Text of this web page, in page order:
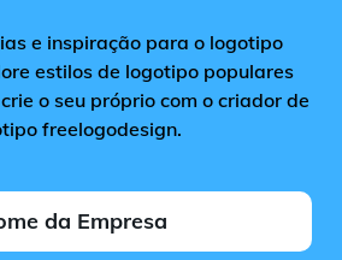
e inspiração para o logotipo
estilos de logotipo populares
o seu próprio com o criador de
freelogodesign.